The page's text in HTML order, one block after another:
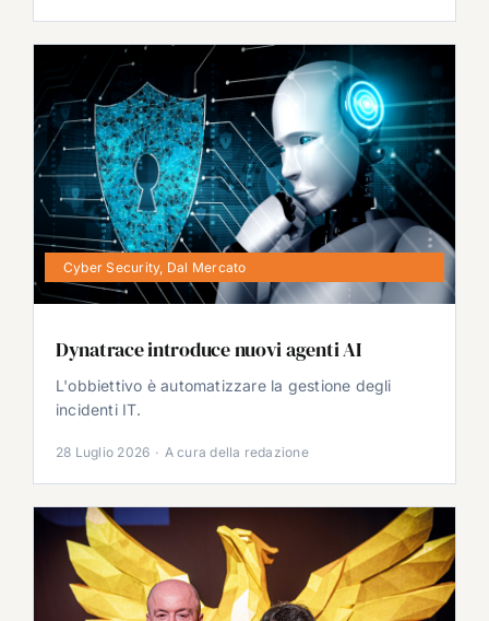
Cyber Security, Dal Mercato
Dynatrace introduce nuovi agenti AI
L'obbiettivo è automatizzare la gestione degli
incidenti IT.
28 Luglio 2026 · A cura della redazione